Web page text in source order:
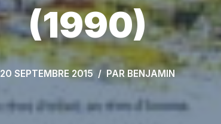
(1990)
20 SEPTEMBRE 2015 PARBENJAMIN